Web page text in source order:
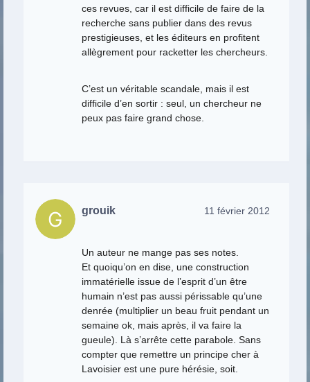
ces revues, car il est difficile de faire de la
recherche sans publier dans des revus
prestigieuses, et les éditeurs en profitent
allègrement pour racketter les chercheurs.
C’est un véritable scandale, mais il est
difficile d’en sortir : seul, un chercheur ne
peux pas faire grand chose.
grouik 11 février 2012
Un auteur ne mange pas ses notes.
Et quoiqu’on en dise, une construction
immatérielle issue de l’esprit d’un être
humain n’est pas aussi périssable qu’une
denrée (multiplier un beau fruit pendant un
semaine ok, mais après, il va faire la
gueule). Là s’arrête cette parabole. Sans
compter que remettre un principe cher à
Lavoisier est une pure hérésie, soit.